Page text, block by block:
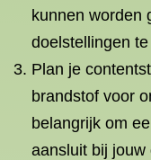
kunnen worden
doelstellingen
Plan je
brandstof voor
belangrijk om
aansluit bij jouw